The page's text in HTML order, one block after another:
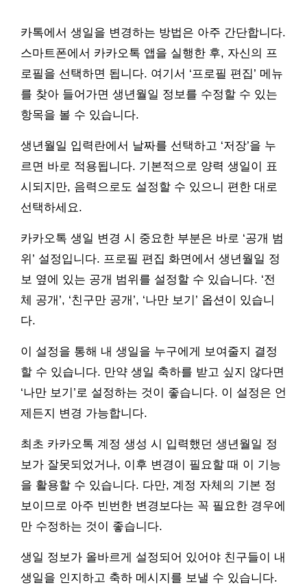
카톡에서 생일을 변경하는 방법은 아주 간단합니다.
스마트폰에서 카카오톡 앱을 실행한 후, 자신의 프
로필을 선택하면 됩니다. 여기서 ‘프로필 편집’ 메뉴
를 찾아 들어가면 생년월일 정보를 수정할 수 있는
항목을 볼 수 있습니다.
생년월일 입력란에서 날짜를 선택하고 ‘저장’을 누
르면 바로 적용됩니다. 기본적으로 양력 생일이 표
시되지만, 음력으로도 설정할 수 있으니 편한 대로
선택하세요.
카카오톡 생일 변경 시 중요한 부분은 바로 ‘공개 범
위’ 설정입니다. 프로필 편집 화면에서 생년월일 정
보 옆에 있는 공개 범위를 설정할 수 있습니다. ‘전
체 공개’, ‘친구만 공개’, ‘나만 보기’ 옵션이 있습니
다.
이 설정을 통해 내 생일을 누구에게 보여줄지 결정
할 수 있습니다. 만약 생일 축하를 받고 싶지 않다면
‘나만 보기’로 설정하는 것이 좋습니다. 이 설정은 언
제든지 변경 가능합니다.
최초 카카오톡 계정 생성 시 입력했던 생년월일 정
보가 잘못되었거나, 이후 변경이 필요할 때 이 기능
을 활용할 수 있습니다. 다만, 계정 자체의 기본 정
보이므로 아주 빈번한 변경보다는 꼭 필요한 경우에
만 수정하는 것이 좋습니다.
생일 정보가 올바르게 설정되어 있어야 친구들이 내
생일을 인지하고 축하 메시지를 보낼 수 있습니다.